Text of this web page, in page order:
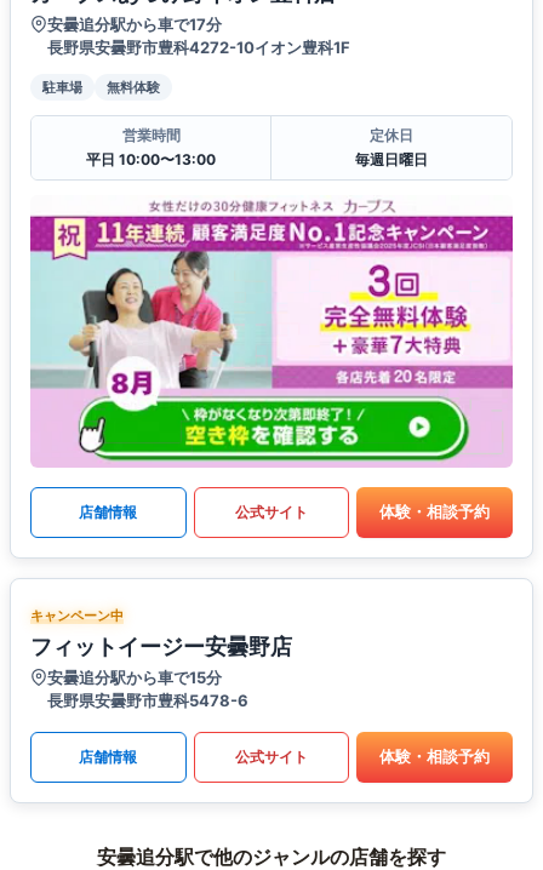
安曇追分駅から車で17分
長野県安曇野市豊科4272-10イオン豊科1F
駐車場 無料体験
営業時間
平日 10:00〜13:00
定休日
毎週日曜日
店舗情報 公式サイト 体験・相談予約
キャンペーン中
フィットイージー安曇野店
安曇追分駅から車で15分
長野県安曇野市豊科5478-6
店舗情報 公式サイト 体験・相談予約
安曇追分駅で他のジャンルの店舗を探す